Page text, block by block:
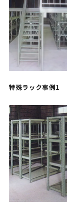
特殊ラック事例1